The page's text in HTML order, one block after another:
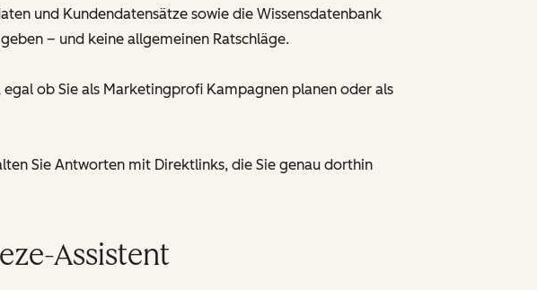
und Kundendatensätze sowie die Wissensdatenbank
– und keine allgemeinen Ratschläge.
ob Sie als Marketingprofi Kampagnen planen oder als
Sie Antworten mit Direktlinks, die Sie genau dorthin
Assistent